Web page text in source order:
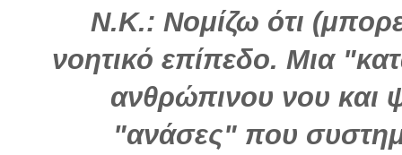
Ν.Κ.: Νομίζω ότι
νοητικό επίπεδο. Μια
ανθρώπινου νου και
"ανάσες" που